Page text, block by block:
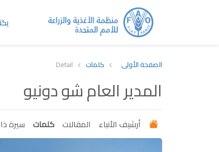
الصفحة الأولى كلمات Detail
المدير العام شو دونيو
أرشيف الأنباء المقالات كلمات سيرة